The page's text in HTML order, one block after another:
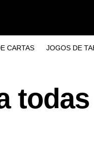
CARTAS JOGOS DE